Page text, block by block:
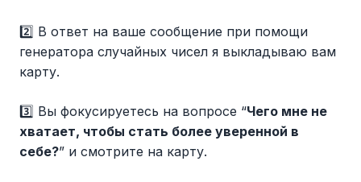
2️⃣ В ответ на ваше сообщение при помощи
генератора случайных чисел я выкладываю вам
карту.
3️⃣ Вы фокусируетесь на вопросе “Чего мне не
хватает, чтобы стать более уверенной в
себе?” и смотрите на карту.